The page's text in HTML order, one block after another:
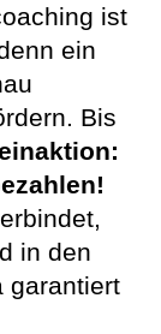
ist
ein
Bis
in den
garantiert